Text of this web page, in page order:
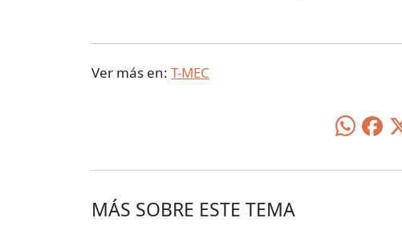
Ver más en: T-MEC
MÁS SOBRE ESTE TEMA